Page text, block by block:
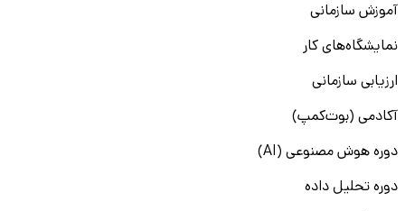
آموزش سازمانی
نمایشگاه‌های کار
ارزیابی سازمانی
آکادمی (بوت‌کمپ)
دوره هوش مصنوعی (AI)
دوره تحلیل داده